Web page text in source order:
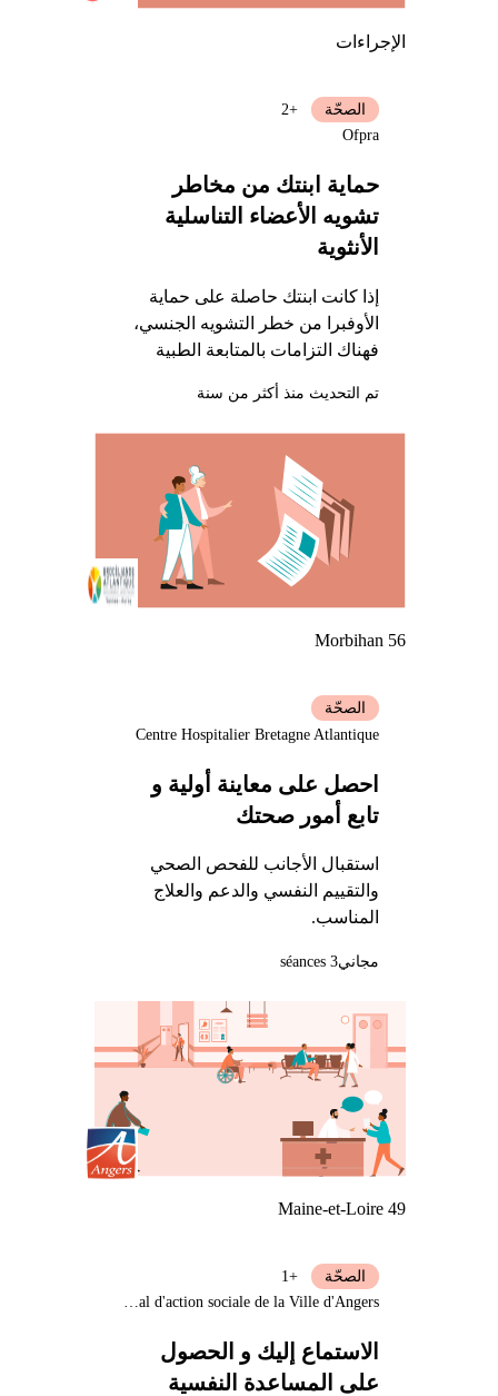
الإجراءات
حماية ابنتك من مخاطر
تشويه الأعضاء التناسلية
الأنثوية
إذا كانت ابنتك حاصلة على حماية
الأوفبرا من خطر التشويه الجنسي،
فهناك التزامات بالمتابعة الطبية
الصحّة
+2
Ofpra
تم التحديث منذ أكثر من سنة
Morbihan 56
احصل على معاينة أولية و
تابع أمور صحتك
استقبال الأجانب للفحص الصحي
والتقييم النفسي والدعم والعلاج
المناسب.
الصحّة
Centre Hospitalier Bretagne Atlantique
مجاني3 séances
Maine-et-Loire 49
الاستماع إليك و الحصول
على المساعدة النفسية
الصحّة
+1